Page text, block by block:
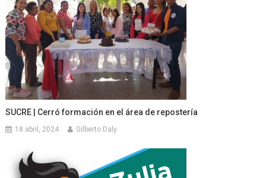
SUCRE | Cerró formación en el área de repostería
18 abril, 2024 Gilberto Daly